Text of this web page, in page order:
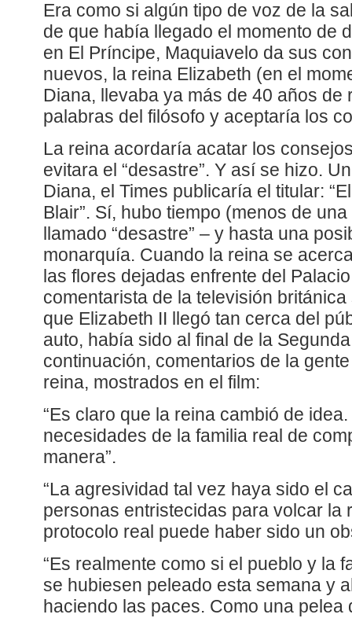
Era como si algún tipo de voz de la
de que había llegado el momento de
en El Príncipe, Maquiavelo da sus
nuevos, la reina Elizabeth (en el
Diana, llevaba ya más de 40 años
palabras del filósofo y aceptaría los
La reina acordaría acatar los
evitara el “desastre”. Y así se hizo.
Diana, el Times publicaría el titular:
Blair”. Sí, hubo tiempo (menos de
llamado “desastre” – y hasta una
monarquía. Cuando la reina se
las flores dejadas enfrente del
comentarista de la televisión
que Elizabeth II llegó tan cerca del
auto, había sido al final de la
continuación, comentarios de la
reina, mostrados en el film:
“Es claro que la reina cambió de
necesidades de la familia real de
manera”.
“La agresividad tal vez haya sido el
personas entristecidas para volcar la
protocolo real puede haber sido un
“Es realmente como si el pueblo y la
se hubiesen peleado esta semana y
haciendo las paces. Como una pelea